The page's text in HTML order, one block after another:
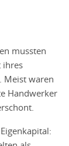
mussten
ihres
Meist waren
Handwerker